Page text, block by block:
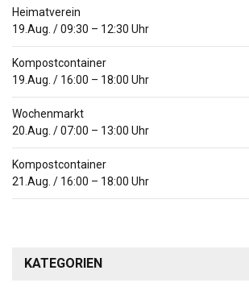
Heimatverein
19.Aug. /09:30 – 12:30 Uhr
Kompostcontainer
19.Aug. / 16:00 – 18:00 Uhr
Wochenmarkt
20.Aug. /07:00 – 13:00 Uhr
Kompostcontainer
21.Aug. / 16:00 – 18:00 Uhr
KATEGORIEN